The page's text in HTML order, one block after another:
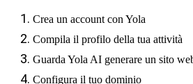
Crea un account con Yola
Compila il profilo della tua attività
Guarda Yola AI generare un sito
Configura il tuo dominio